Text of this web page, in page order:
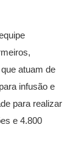
atuam de
infusão e
para realizar
e 4.800